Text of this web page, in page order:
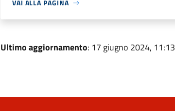
VAI ALLA PAGINA
Ultimo aggiornamento: 17 giugno 2024, 11:13